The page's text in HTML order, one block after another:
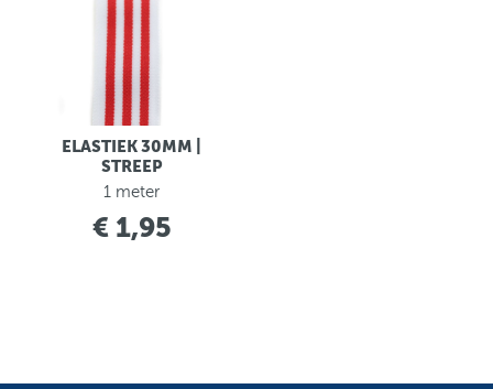
ELASTIEK 30MM |
STREEP
1 meter
€ 1,95